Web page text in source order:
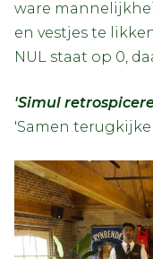
ware
en vestjes te
NUL staat op 0,
'Simul
'Samen